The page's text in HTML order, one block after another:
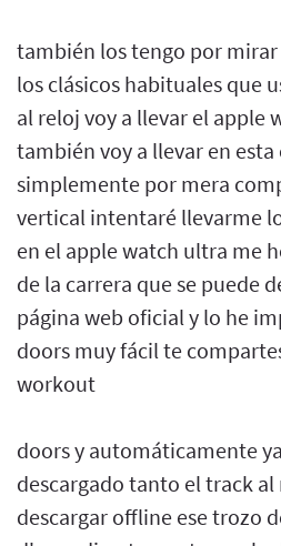
también los tengo por
los clásicos habituales que
al reloj voy a llevar el apple
también voy a llevar en
simplemente por mera
vertical intentaré llevarme
en el apple watch ultra me
de la carrera que se puede
página web oficial y lo he
doors muy fácil te
workout
doors y automáticamente
descargado tanto el track
descargar offline ese trozo